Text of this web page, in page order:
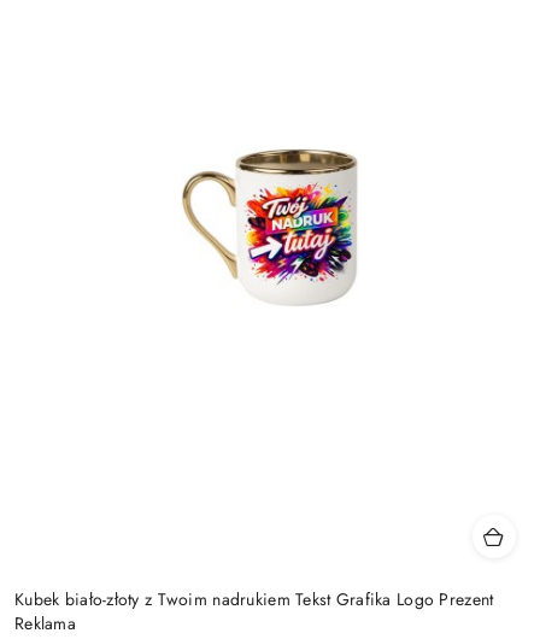
Kubek biało-złoty z Twoim nadrukiem Tekst Grafika Logo Prezent
Reklama